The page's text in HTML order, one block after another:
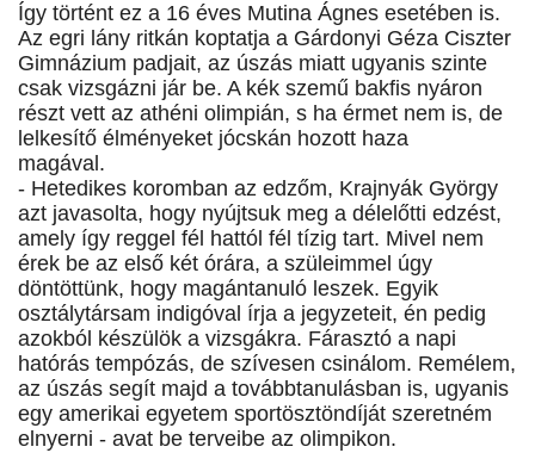
Így történt ez a 16 éves Mutina Ágnes esetében is.
Az egri lány ritkán koptatja a Gárdonyi Géza Ciszter
Gimnázium padjait, az úszás miatt ugyanis szinte
csak vizsgázni jár be. A kék szemű bakfis nyáron
részt vett az athéni olimpián, s ha érmet nem is, de
lelkesítő élményeket jócskán hozott haza
magával.
- Hetedikes koromban az edzőm, Krajnyák György
azt javasolta, hogy nyújtsuk meg a délelőtti edzést,
amely így reggel fél hattól fél tízig tart. Mivel nem
érek be az első két órára, a szüleimmel úgy
döntöttünk, hogy magántanuló leszek. Egyik
osztálytársam indigóval írja a jegyzeteit, én pedig
azokból készülök a vizsgákra. Fárasztó a napi
hatórás tempózás, de szívesen csinálom. Remélem,
az úszás segít majd a továbbtanulásban is, ugyanis
egy amerikai egyetem sportösztöndíját szeretném
elnyerni - avat be terveibe az olimpikon.